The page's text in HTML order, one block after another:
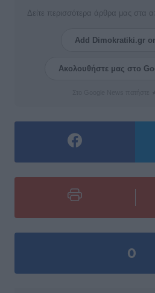
Δείτε περισσότερα άρθρα μας στα
Add Dimokratiki.gr
Ακολουθήστε μας στο
0